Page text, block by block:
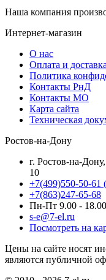
Наша компания
Интернет-магазин
О нас
Оплата и
Политика
Контакты РнД
Контакты МО
Карта сайта
Техническая
Ростов-на-Дону
г. Ростов-на-
10
+7(499)550-50-61
+7(863)247-65-68
Пн-Пт 9.00 - 18.00
s-e@7-el.ru
Посмотреть на
Цены на сайте носят
являются публичной